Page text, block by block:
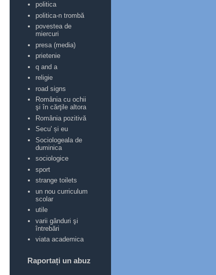
politica
politica-n trombă
povestea de
miercuri
presa (media)
prietenie
q and a
religie
road signs
România cu ochii
şi în cărţile altora
România pozitivă
Secu' și eu
Sociologeala de
duminica
sociologice
sport
strange toilets
un nou curriculum
scolar
utile
varii gânduri şi
întrebări
viata academica
Raportați un abuz